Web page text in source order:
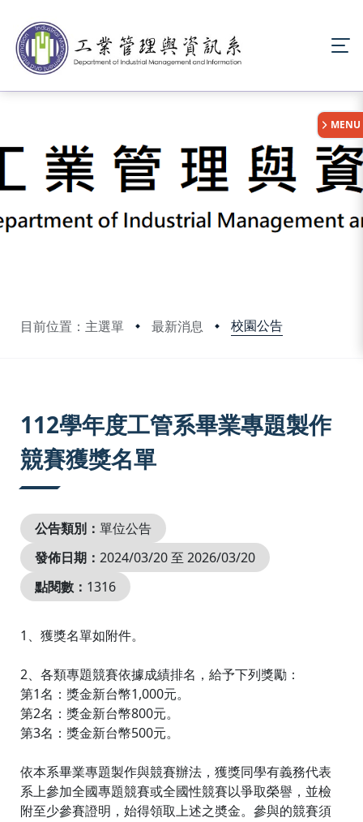
目前位置：主選單 最新消息 校園公告
:::
MENU
112學年度工管系畢業專題製作
競賽獲獎名單
公告類別： 單位公告
發佈日期： 2024/03/20 至 2026/03/20
點閱數： 1316
1、獲獎名單如附件。
2、各類專題競賽依據成績排名，給予下列獎勵：
第1名：獎金新台幣1,000元。
第2名：獎金新台幣800元。
第3名：獎金新台幣500元。
依本系畢業專題製作與競賽辦法，獲獎同學有義務代表
系上參加全國專題競賽或全國性競賽以爭取榮譽，並檢
附至少參賽證明，始得領取上述之奬金。參與的競賽須